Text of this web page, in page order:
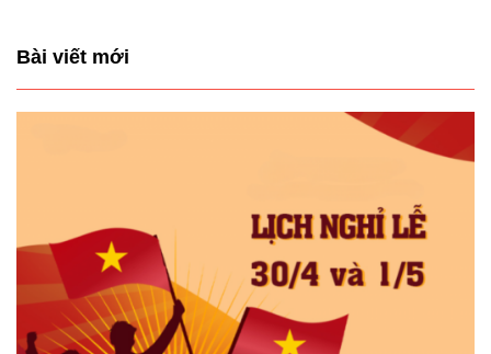
Bài viết mới